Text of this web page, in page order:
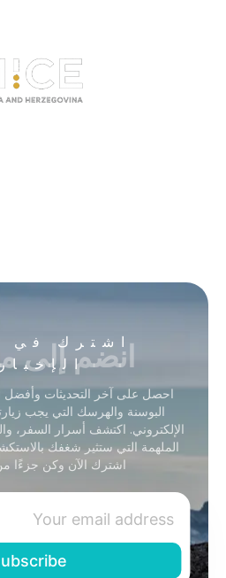
اشترك في
انضم إلى
احصل على آخر التحديثات
البوسنة والهرسك التي يجب
الإلكتروني. اكتشف أسرار السفر،
الملهمة التي ستثير شغفك
اشترك الآن وكن جزءًا